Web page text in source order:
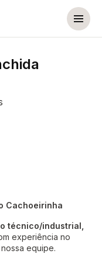
Cachoeirinha
técnico/industrial,
experiência no
equipe.